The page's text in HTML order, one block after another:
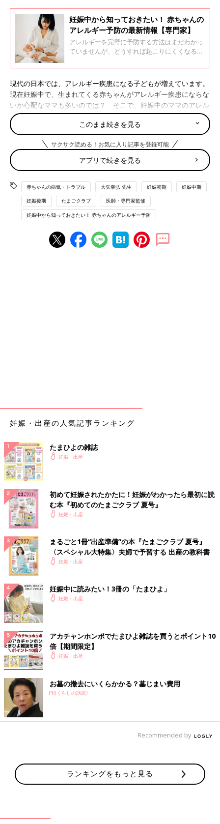
妊娠中から知っておきたい！ 赤ちゃんの
アレルギー予防の最新情報【専門家】
アレルギーを完璧に予防する方法はまだわかっ
ていませんが、どうすれば起こりにくくなるの
娠中から知っておきたい、アレルギーの最新の
基本情報を小児アレルギーが専門の大矢幸弘先
生に聞きました。2回にわけてお届けします。
「妊娠中から知っておきたい！ 赤ちゃんのアレ
ルギー予防」第１回
現代の日本では、アレルギー疾患になる子どもが増えています。
現在妊娠中で、生まれてくる赤ちゃんがアレルギー疾患にならな
いか心配なママも多いのでは？ そこで、妊娠中のママのアレル
ギーの気がかりについて、小児アレルギーが専門の大矢幸弘先生
に聞きました。「妊娠中から知っておきたい！ 赤ちゃんのアレ
ルギー予防」第２回
【Q】親がアレルギーの場合、赤ちゃんに遺伝す
る？
夫がそばアレルギーなので、赤ちゃんに遺伝しないか心配です。
親のアレルギーは遺伝するのでしょうか？
【A】決定的な対策は今のところなし。バランスのいい食
事を心がけて
今のところ「これ」という決定打はなく、妊娠中に食事制限をし
ても、掃除を徹底しても、赤ちゃんがアレルギー体質になるのを
防ぐことはできません。
食事制限はせず、なんでもバランスよく食べるようにしましょ
う。また、一般的な傾向として、魚や野菜中心の和食のほうがア
レルギー疾患の予防にはいいと考えられています。添加物の多い
食べ物やジャンクフード、砂糖が多いお菓子は食べすぎないほう
がいいでしょう。
【Q】心配な場合、生まれたら、早めにアレルギー
検査をしたほうがいいの？
両親ともにアレルギー体質で、小さいころは食物アレルギー、ア
トピー性皮膚炎、ぜんそく、大人になった今は花粉症がありま
す。赤ちゃんも生まれたらアレルギー検査をしたほうがいいでし
ょうか？
【A】症状が出ていなければ、検査は必要ありません
何がアレルギーの原因になっているのかは血液検査で調べること
ができますが、検査は症状が出てからその原因を特定するために
行うもの。予防のために行うものではありません。心配な症状が
出てから、医師に相談しましょう。
【Q】産後、授乳中は食べ物に気をつけたほうがい
レルギーが心配な食べ物は控えたほうがいいのでしょうか？
このまま続きを見る
サクサク読める！お気に入り記事を登録可能
アプリで続きを見る
赤ちゃんの病気・トラブル 大矢幸弘 先生 妊娠初期 妊娠中期
妊娠後期 たまごクラブ 医師・専門家監修
妊娠中から知っておきたい！ 赤ちゃんのアレルギー予防
妊娠・出産の人気記事ランキング
たまひよの雑誌
妊娠・出産
初めて妊娠されたかたに！妊娠がわかったら最初に読
む本『初めてのたまごクラブ 夏号』
妊娠・出産
まるごと1冊“出産準備”の本『たまごクラブ 夏号』
〈スペシャル大特集〉夫婦で予習する 出産の教科書
妊娠・出産
妊娠中に読みたい！3冊の「たまひよ」
妊娠・出産
アカチャンホンポでたまひよ雑誌を買うとポイント10
倍【期間限定】
妊娠・出産
お墓の撤去にいくらかかる？墓じまい費用
PR(くらしの話題)
Recommended by
ランキングをもっと見る